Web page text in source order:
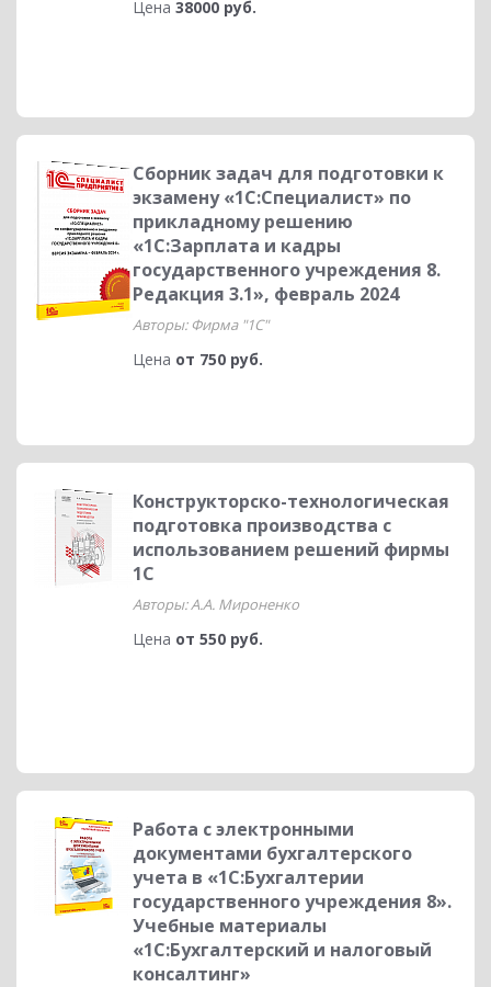
Цена 38000 руб.
Сборник задач для подготовки к
экзамену «1С:Специалист» по
прикладному решению
«1С:Зарплата и кадры
государственного учреждения 8.
Редакция 3.1», февраль 2024
Авторы: Фирма "1С"
Цена от 750 руб.
Конструкторско-технологическая
подготовка производства с
использованием решений фирмы
1С
Авторы: А.А. Мироненко
Цена от 550 руб.
Работа с электронными
документами бухгалтерского
учета в «1С:Бухгалтерии
государственного учреждения 8».
Учебные материалы
«1С:Бухгалтерский и налоговый
консалтинг»